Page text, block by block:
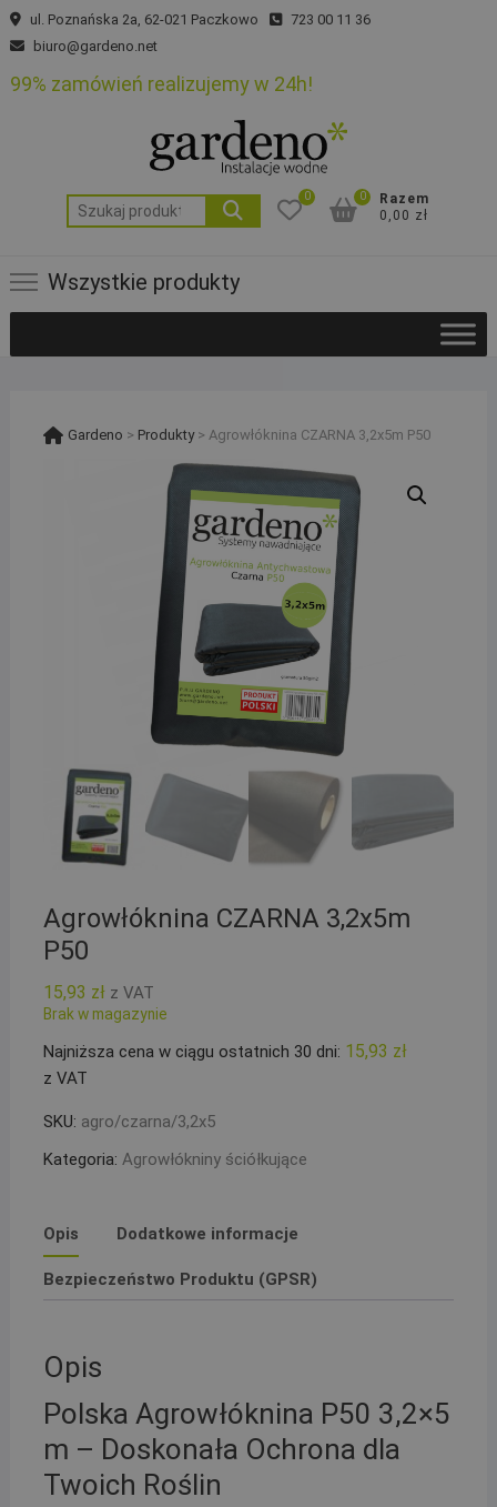
Skip
to
ul. Poznańska 2a, 62-021 Paczkowo
723 00 11 36
biuro@gardeno.net
99% zamówień realizujemy w 24h!
Szukaj:
0
Razem
0,00 zł
0
Wszystkie produkty
Gardeno > Produkty> Agrowłóknina CZARNA 3,2x5m P50
Agrowłóknina CZARNA 3,2x5m
P50
15,93 zł z VAT
Brak w magazynie
Najniższa cena w ciągu ostatnich 30 dni: 15,93 zł
z VAT
SKU: agro/czarna/3,2x5
Kategoria: Agrowłókniny ściółkujące
Opis Dodatkowe informacje
Bezpieczeństwo Produktu (GPSR)
Opis
Polska Agrowłóknina P50 3,2×5
m – Doskonała Ochrona dla
Twoich Roślin